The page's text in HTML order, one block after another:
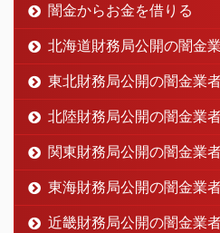
闇金からお金を借りる
北海道財務局公開の闇金
東北財務局公開の闇金業
北陸財務局公開の闇金業
関東財務局公開の闇金業
東海財務局公開の闇金業
近畿財務局公開の闇金業